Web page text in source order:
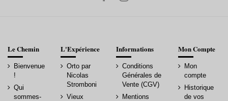
Le Chemin
Bienvenue
!
Qui
sommes-
L'Expérience
Orto par
Nicolas
Stromboni
Vieux
Informations
Conditions
Générales de
Vente (CGV)
Mentions
Mon Compte
Mon
compte
Historique
de vos